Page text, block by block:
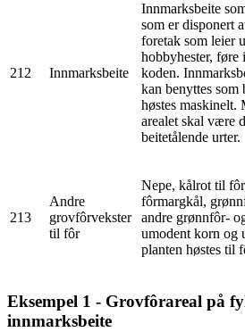
212 Innmarksbeite
Innmarksbeite
som er disponert
foretak som leier
hobbyhester, føre
koden.
kan benyttes som
høstes maskinelt.
arealet skal være
beitetålende urter.
213
Andre
grovfôrvekster
til fôr
Nepe, kålrot til
fôrmargkål,
andre grønnfôr-
umodent korn og
planten høstes til
Eksempel 1 - Grovfôrareal på
innmarksbeite